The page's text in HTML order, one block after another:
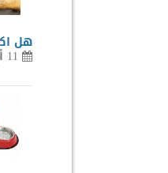
هل
11 أبريل، 2020